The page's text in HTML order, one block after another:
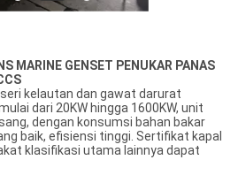
MARINE GENSET PENUKAR PANAS
kelautan dan gawat darurat
dari 20KW hingga 1600KW, unit
dengan konsumsi bahan bakar
baik, efisiensi tinggi. Sertifikat kapal
klasifikasi utama lainnya dapat